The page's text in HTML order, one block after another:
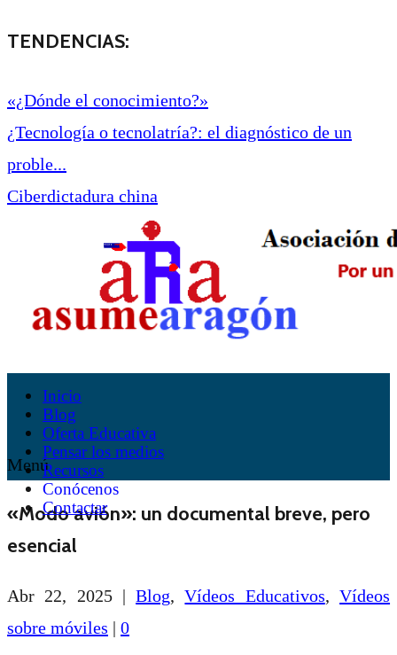
TENDENCIAS:
«¿Dónde el conocimiento?»
¿Tecnología o tecnolatría?: el diagnóstico de un
proble...
Ciberdictadura china
Inicio
Blog
Oferta Educativa
Pensar los medios
Recursos
Conócenos
Contactar
Menú
«Modo avión»: un documental breve, pero
esencial
Abr 22, 2025|Blog,Vídeos Educativos,Vídeos
sobre móviles | 0